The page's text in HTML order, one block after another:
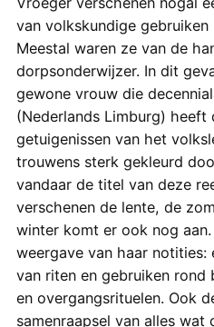
van volkskundige
Meestal waren ze van de
dorpsonderwijzer. In dit
gewone vrouw die
(Nederlands Limburg)
getuigenissen van het
trouwens sterk gekleurd
vandaar de titel van deze
verschenen de lente, de
winter komt er ook nog
weergave van haar notities:
van riten en gebruiken rond
en overgangsrituelen. Ook
samenraapsel van alles